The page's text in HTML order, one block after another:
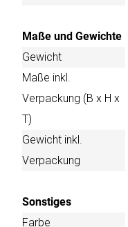
Maße und Gewichte
Gewicht
Maße inkl.
Verpackung (B x H x
T)
Gewicht inkl.
Verpackung
Sonstiges
Farbe